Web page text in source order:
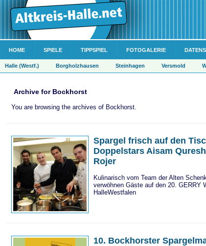
HOME SPIELE TIPPSPIEL FOTOGALERIE
Halle (Westf.) Borgholzhausen Steinhagen Versmold
Archive for Bockhorst
You are browsing the archives of Bockhorst.
Spargel frisch auf den
Doppelstars Aisam
Rojer
Kulinarisch vom Team der Alten
verwöhnen Gäste auf den 20. GERRY
HalleWestfalen
10. Bockhorster